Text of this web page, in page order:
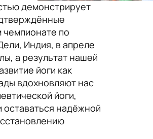
демонстрирует
чемпионате по
Индия, в апреле
а результат нашей
йоги как
вдохновляют нас
йоги,
оставаться надёжной